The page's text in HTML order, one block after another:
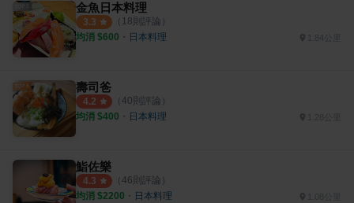
金魚日本料理
3.3 （ 18則評論）
均消 $600 ・ 日本料理 1.84公里
壽司爸
4.2 （ 40則評論）
均消 $400 ・ 日本料理
鮨佐樂
4.3 （ 46則評論）
均消 $2200 ・ 日本料理